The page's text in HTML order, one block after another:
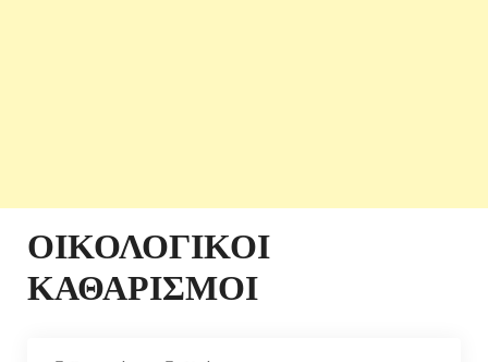
ΟΙΚΟΛΟΓΙΚΟΙ
ΚΑΘΑΡΙΣΜΟΙ